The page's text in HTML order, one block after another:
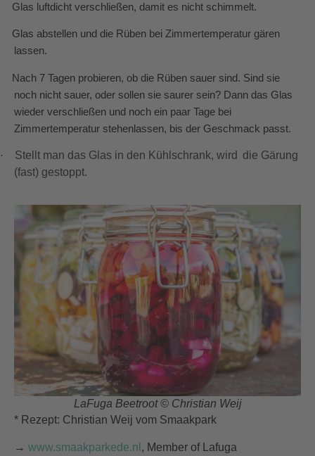
Glas luftdicht verschließen, damit es nicht schimmelt.
Glas abstellen und die Rüben bei Zimmertemperatur gären
lassen.
Nach 7 Tagen probieren, ob die Rüben sauer sind. Sind sie
noch nicht sauer, oder sollen sie saurer sein? Dann das Glas
wieder verschließen und noch ein paar Tage bei
Zimmertemperatur stehenlassen, bis der Geschmack passt.
· Stellt man das Glas in den Kühlschrank, wird
die Gärung
(fast) gestoppt.
LaFuga Beetroot © Christian Weij
* Rezept: Christian Weij vom Smaakpark
→ www.smaakparkede.nl , Member of Lafuga